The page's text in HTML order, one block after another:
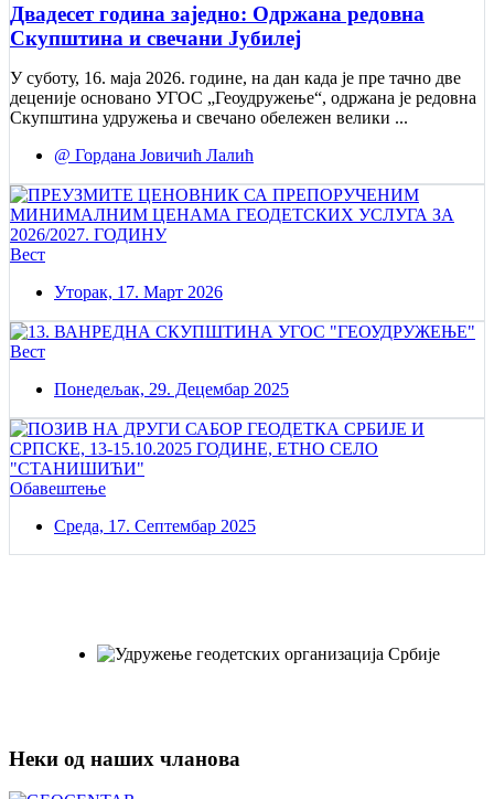
Двадесет година заједно: Одржана редовна
Скупштина и свечани Jубилеј
У суботу, 16. маја 2026. године, на дан када је пре тачно две
деценије основано УГОС „Геоудружење“, одржана је редовна
Скупштина удружења и свечано обележен велики ...
@ Гордана Јовичић Лалић
Вест
Уторак, 17. Март 2026
Вест
Понедељак, 29. Децембар 2025
Обавештење
Среда, 17. Септембар 2025
Неки од наших чланова